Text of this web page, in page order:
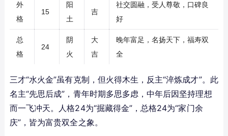
外
格
15
阳
土
吉
社交圆融，受人尊敬，口碑良
好
总
格
24
阴
火
大
吉
晚年富足，名扬天下，福寿双
全
三才“水火金”虽有克制，但火得木生，反主“淬炼成才”。此
名主“先思后成”，青年时期多思多虑，中年后因坚持理想
而一飞冲天。人格24为“掘藏得金”，总格24为“家门余
庆”，皆为富贵双全之象。